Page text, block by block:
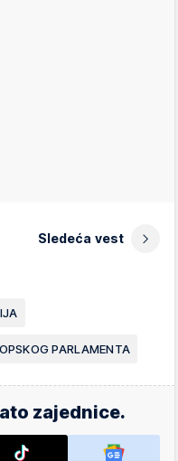
Sledeća vest
PARLAMENTA
zajednice.